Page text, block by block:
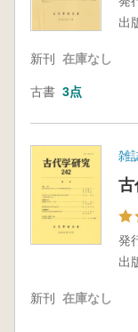
出
新刊 在庫なし
古書 3点
雑
発
出
新刊 在庫なし